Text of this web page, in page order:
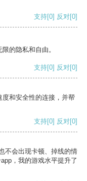
支持[0] 反对[0]
的隐私和自由。
支持[0] 反对[0]
和安全性的连接，并帮
支持[0] 反对[0]
不会出现卡顿、掉线的情
，我的游戏水平提升了